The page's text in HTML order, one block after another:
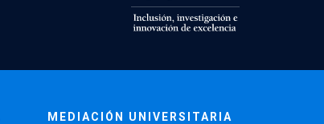
MEDIACIÓN UNIVERSITARIA